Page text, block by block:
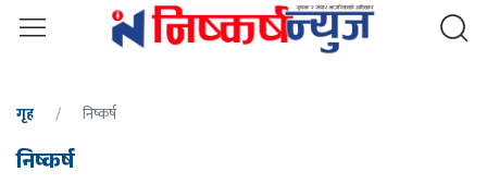
गृह निष्कर्ष
निष्कर्ष